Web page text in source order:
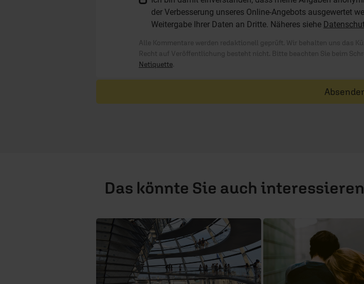
der Verbesserung unseres Online-Angebots ausgewertet
Weitergabe Ihrer Daten an Dritte. Näheres siehe
Alle Kommentare werden redaktionell geprüft. Wir behalten uns das
Recht auf Veröffentlichung besteht nicht. Bitte beachten Sie beim
Netiquette.
Das könnte Sie auch interessieren